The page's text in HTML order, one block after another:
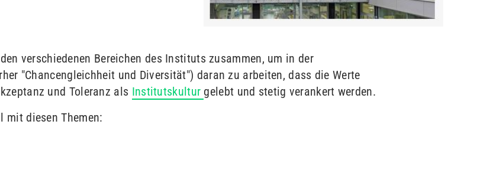
verschiedenen Bereichen des Instituts zusammen, um in der
"Chancengleichheit und Diversität") daran zu arbeiten, dass die Werte
und Toleranz als Institutskultur gelebt und stetig verankert werden.
mit diesen Themen: